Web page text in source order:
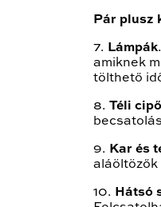
Pár plusz
7. Lámpák
amiknek
tölthető
8. Téli
9. Kar és
aláöltözők
10. Hátsó